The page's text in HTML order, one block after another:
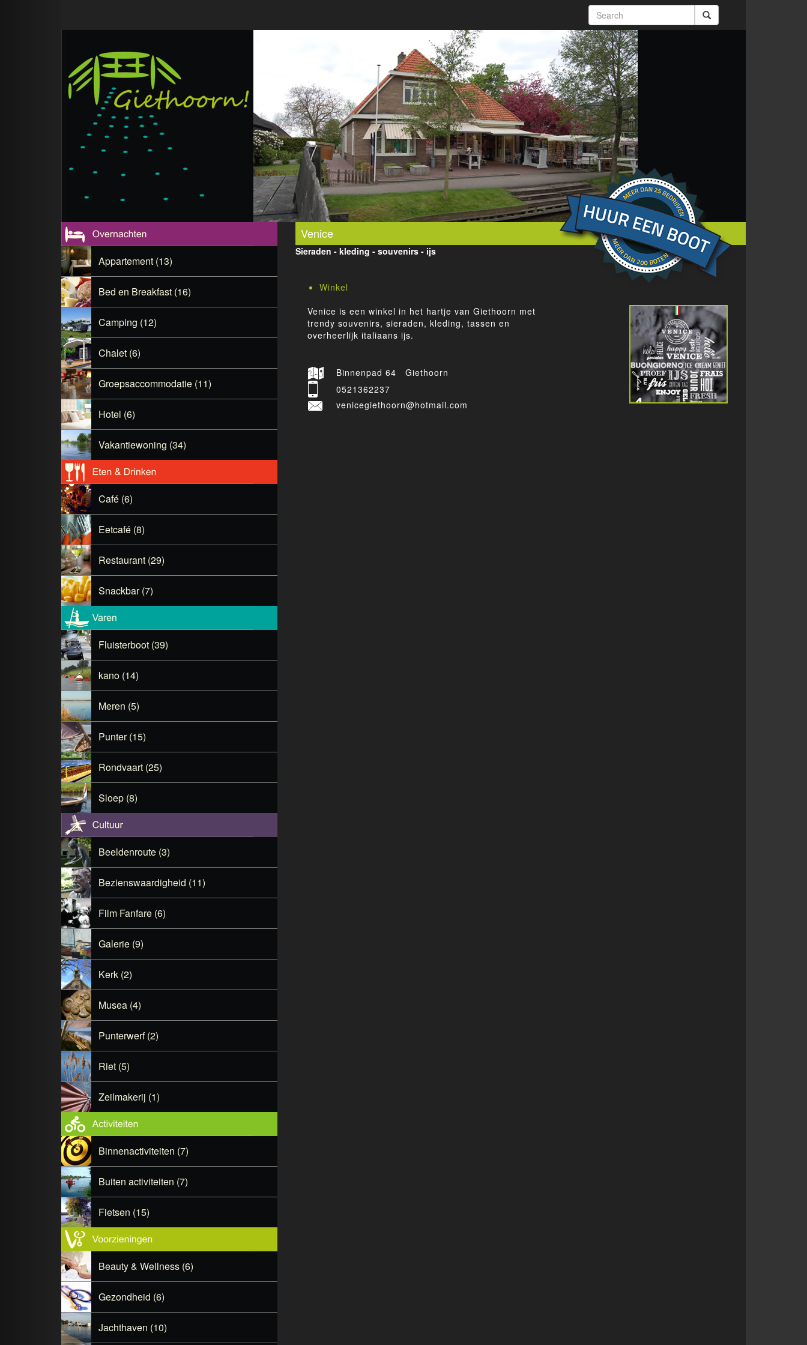
Appartement (13)
Bed en Breakfast (16)
Camping (12)
Chalet (6)
Groepsaccommodatie (11)
Hotel (6)
Vakantiewoning (34)
Café (6)
Eetcafé (8)
Restaurant (29)
Snackbar (7)
Fluisterboot (39)
kano (14)
Meren (5)
Punter (15)
Rondvaart (25)
Sloep (8)
Beeldenroute (3)
Bezienswaardigheid (11)
Film Fanfare (6)
Galerie (9)
Kerk (2)
Musea (4)
Punterwerf (2)
Riet (5)
Zeilmakerij (1)
Binnenactiviteiten (7)
Buiten activiteiten (7)
Fietsen (15)
Beauty & Wellness (6)
Gezondheid (6)
Jachthaven (10)
Venice
Sieraden - kleding - souvenirs - ijs
Winkel
Venice is een winkel in het hartje van Giethoorn met
trendy souvenirs, sieraden, kleding, tassen en
overheerlijk italiaans ijs.
Binnenpad 64 Giethoorn
0521362237
venicegiethoorn@hotmail.com